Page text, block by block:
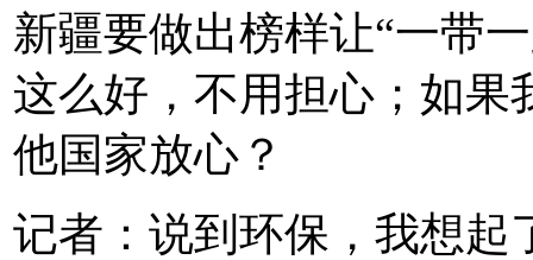
新疆要做出榜样让“一带
这么好，不用担心；如果
他国家放心？
记者：说到环保，我想起